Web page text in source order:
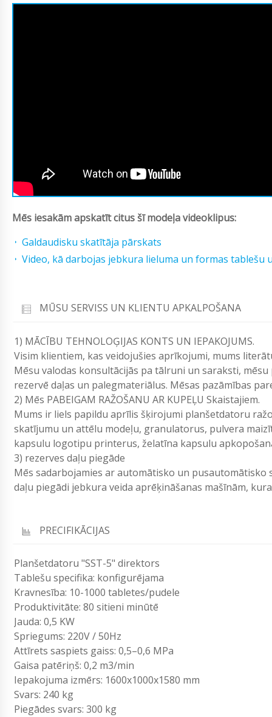
Mēs iesakām apskatīt citus šī modeļa videoklipus:
Galdaudisku skatītāja pārskats
Video, kā darbojas jebkura lieluma un formas tablešu
MŪSU SERVISS UN KLIENTU APKALPOŠANA
1) MĀCĪBU TEHNOLOĢIJAS KONTS UN IEPAKOJUMS.
Visim klientiem, kas veidojušies aprīkojumi, mums
Mēsu valodas konsultācijās pa tālruni un saraksti,
rezervē daļas un palegmateriālus. Mēsas pazāmības
2) Mēs PABEIGAM RAŽOŠANU AR KUPEĻU Skaistajiem.
Mums ir liels papildu aprīlis šķirojumi planšetdatoru
skatījumu un attēlu modeļu, granulatorus, pulvera
kapsulu logotipu printerus, želatīna kapsulu
3) rezerves daļu piegāde
Mēs sadarbojamies ar automātisko un
daļu piegādi jebkura veida aprēķināšanas mašīnām,
PRECIFIKĀCIJAS
Planšetdatoru "SST-5" direktors
Tablešu specifika: konfigurējama
Kravnesība: 10-1000 tabletes/pudele
Produktivitāte: 80 sitieni minūtē
Jauda: 0,5 KW
Spriegums: 220V / 50Hz
Attīrets saspiets gaiss: 0,5–0,6 MPa
Gaisa patēriņš: 0,2 m3/min
Iepakojuma izmērs: 1600x1000x1580 mm
Svars: 240 kg
Piegādes svars: 300 kg